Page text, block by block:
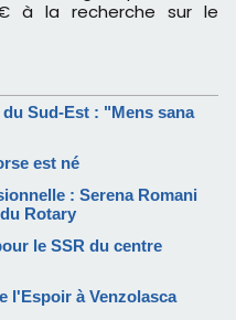
à la recherche sur le
Sud-Est : "Mens sana
est né
: Serena Romani
Rotary
le SSR du centre
l'Espoir à Venzolasca